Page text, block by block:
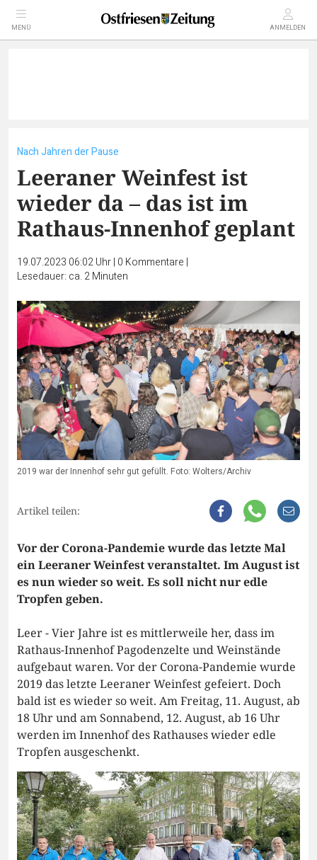
MENÜ ANMELDEN
Nach Jahren der Pause
Leeraner Weinfest ist
wieder da – das ist im
Rathaus-Innenhof geplant
19.07.2023 06:02 Uhr| 0 Kommentare |
Lesedauer: ca. 2 Minuten
2019 war der Innenhof sehr gut gefüllt. Foto: Wolters/Archiv
Artikel teilen:
Vor der Corona-Pandemie wurde das letzte Mal
ein Leeraner Weinfest veranstaltet. Im August ist
es nun wieder so weit. Es soll nicht nur edle
Tropfen geben.
Leer - Vier Jahre ist es mittlerweile her, dass im
Rathaus-Innenhof Pagodenzelte und Weinstände
aufgebaut waren. Vor der Corona-Pandemie wurde
2019 das letzte Leeraner Weinfest gefeiert. Doch
bald ist es wieder so weit. Am Freitag, 11. August, ab
18 Uhr und am Sonnabend, 12. August, ab 16 Uhr
werden im Innenhof des Rathauses wieder edle
Tropfen ausgeschenkt.